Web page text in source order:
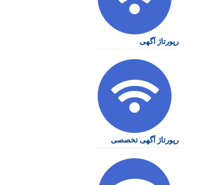
رپورتاژ آگهی
رپورتاژ آگهی تخصصی